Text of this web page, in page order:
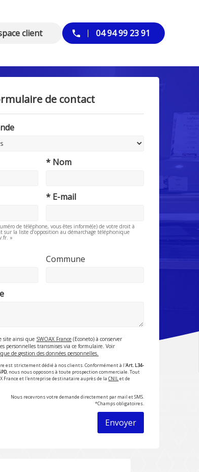
client 04 94 99 23 91
de contact
* Nom
* E-mail
de téléphone, vous êtes informé(e) de votre droit à
sur la liste d’opposition au démarchage téléphonique
»
Commune
site ainsi que SWOAX France (Econeto) à conserver
personnelles transmises via ce formulaire. Voir
de gestion des données personnelles.
est strictement dédié à nos clients. Conformément à l'Art. L34-
, nous nous opposons à toute prospection commerciale. Tout
France et l'entreprise destinataire auprès de laCNILet de
Nous recevrons votre demande directement par mail et SMS.
*Champs obligatoires.
Envoyer